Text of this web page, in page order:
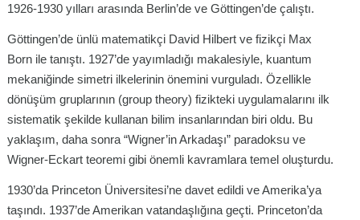
1926-1930 yılları arasında Berlin’de ve Göttingen’de çalıştı.
Göttingen’de ünlü matematikçi David Hilbert ve fizikçi Max
Born ile tanıştı. 1927’de yayımladığı makalesiyle, kuantum
mekaniğinde simetri ilkelerinin önemini vurguladı. Özellikle
dönüşüm gruplarının (group theory) fizikteki uygulamalarını ilk
sistematik şekilde kullanan bilim insanlarından biri oldu. Bu
yaklaşım, daha sonra “Wigner’in Arkadaşı” paradoksu ve
Wigner-Eckart teoremi gibi önemli kavramlara temel oluşturdu.
1930’da Princeton Üniversitesi’ne davet edildi ve Amerika’ya
taşındı. 1937’de Amerikan vatandaşlığına geçti. Princeton’da